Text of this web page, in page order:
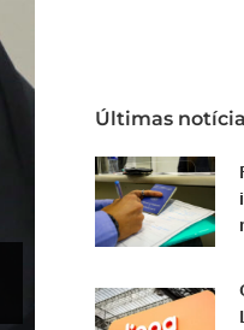
Últimas